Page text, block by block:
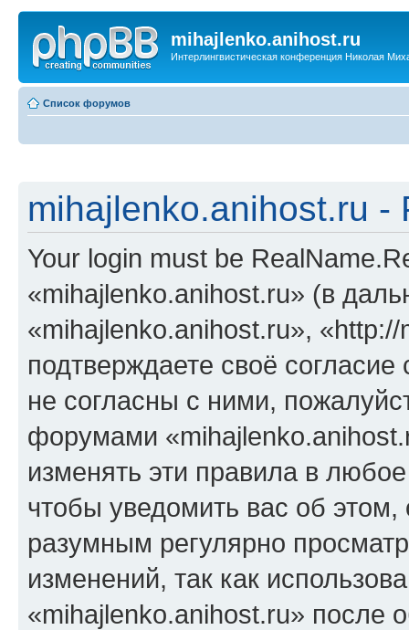
mihajlenko.anihost.ru
Интерлингвистическая конференция Николая
Список форумов
mihajlenko.anihost.ru -
Your login must be
«mihajlenko.anihost.ru» (в
«mihajlenko.anihost.ru»,
подтверждаете своё
не согласны с ними,
форумами
изменять эти правила в
чтобы уведомить вас об
разумным регулярно
изменений, так как
«mihajlenko.anihost.ru» после